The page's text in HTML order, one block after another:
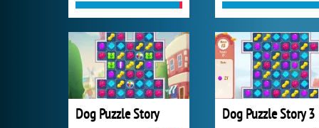
Dog Puzzle Story Dog Puzzle Story 3